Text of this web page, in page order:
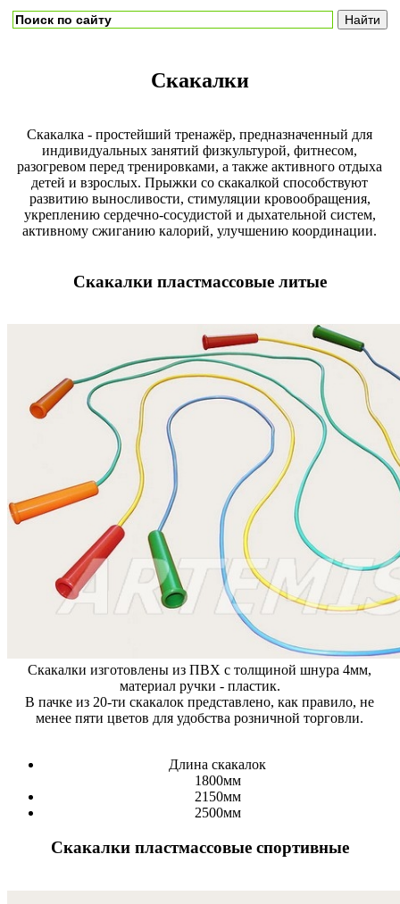
Скакалки
Скакалка - простейший тренажёр, предназначенный для
индивидуальных занятий физкультурой, фитнесом,
разогревом перед тренировками, а также активного отдыха
детей и взрослых. Прыжки со скакалкой способствуют
развитию выносливости, стимуляции кровообращения,
укреплению сердечно-сосудистой и дыхательной систем,
активному сжиганию калорий, улучшению координации.
Скакалки пластмассовые литые
Скакалки изготовлены из ПВХ с толщиной шнура 4мм,
материал ручки - пластик.
В пачке из 20-ти скакалок представлено, как правило, не
менее пяти цветов для удобства розничной торговли.
Длина скакалок
1800мм
2150мм
2500мм
Скакалки пластмассовые спортивные